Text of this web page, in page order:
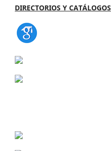
DIRECTORIOS Y CATÁLOGOS